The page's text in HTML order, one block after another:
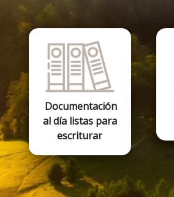
Documentación
al día listas para
escriturar